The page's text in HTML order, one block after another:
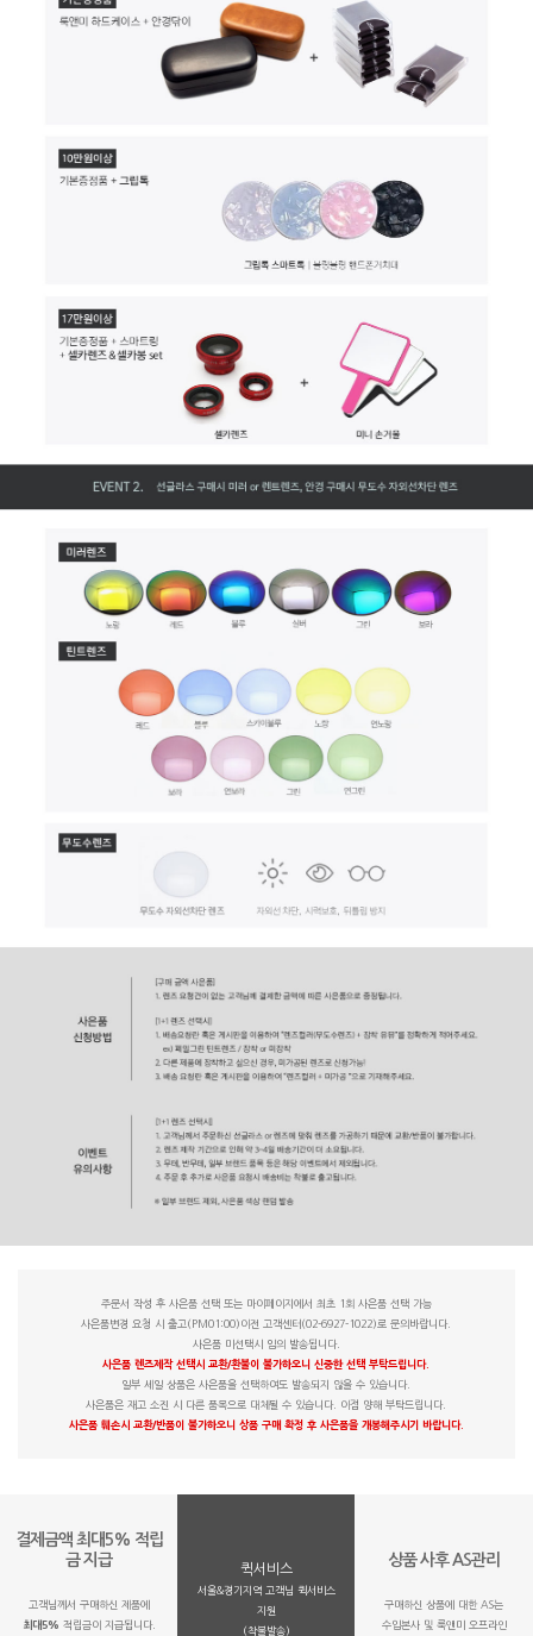
주문서 작성 후 사은품 선택 또는 마이페이지에서 최초 1회 사은품 선택 가능
사은품변경 요청 시 출고(PM01:00)이전 고객센터(02-6927-1022)로 문의바랍니다.
사은품 미선택시 임의 발송됩니다.
사은품 렌즈제작 선택시 교환/환불이 불가하오니 신중한 선택 부탁드립니다.
일부 세일 상품은 사은품을 선택하여도 발송되지 않을 수 있습니다.
사은품은 재고 소진 시 다른 품목으로 대체될 수 있습니다. 이점 양해 부탁드립니다.
사은품 훼손시 교환/반품이 불가하오니 상품 구매 확정 후 사은품을 개봉해주시기 바랍니다.
결제금액 최대5% 적립
금 지급
고객님께서 구매하신 제품에
최대5% 적립금이 지급됩니다.
퀵서비스
서울&경기지역 고객님 퀵서비스
지원
(착불발송)
상품 사후 AS관리
구매하신 상품에 대한 AS는
수입본사 및 룩앤미 오프라인